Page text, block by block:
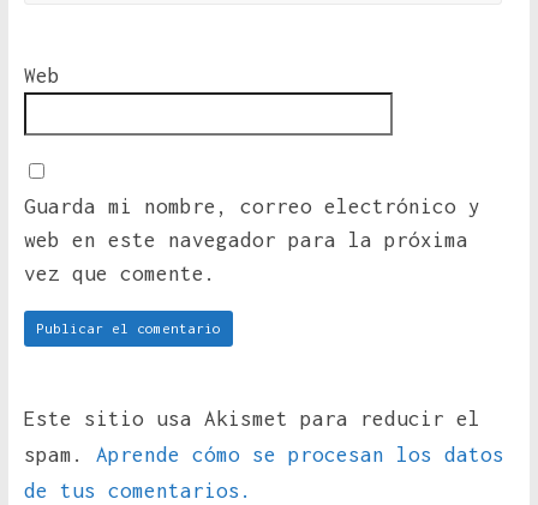
Web
Guarda mi nombre, correo electrónico y
web en este navegador para la próxima
vez que comente.
Este sitio usa Akismet para reducir el
spam. Aprende cómo se procesan los datos
de tus comentarios.